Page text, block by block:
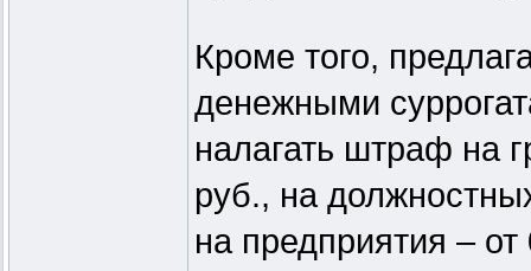
Кроме того,
денежными
налагать штраф на
руб., на
на предприятия –